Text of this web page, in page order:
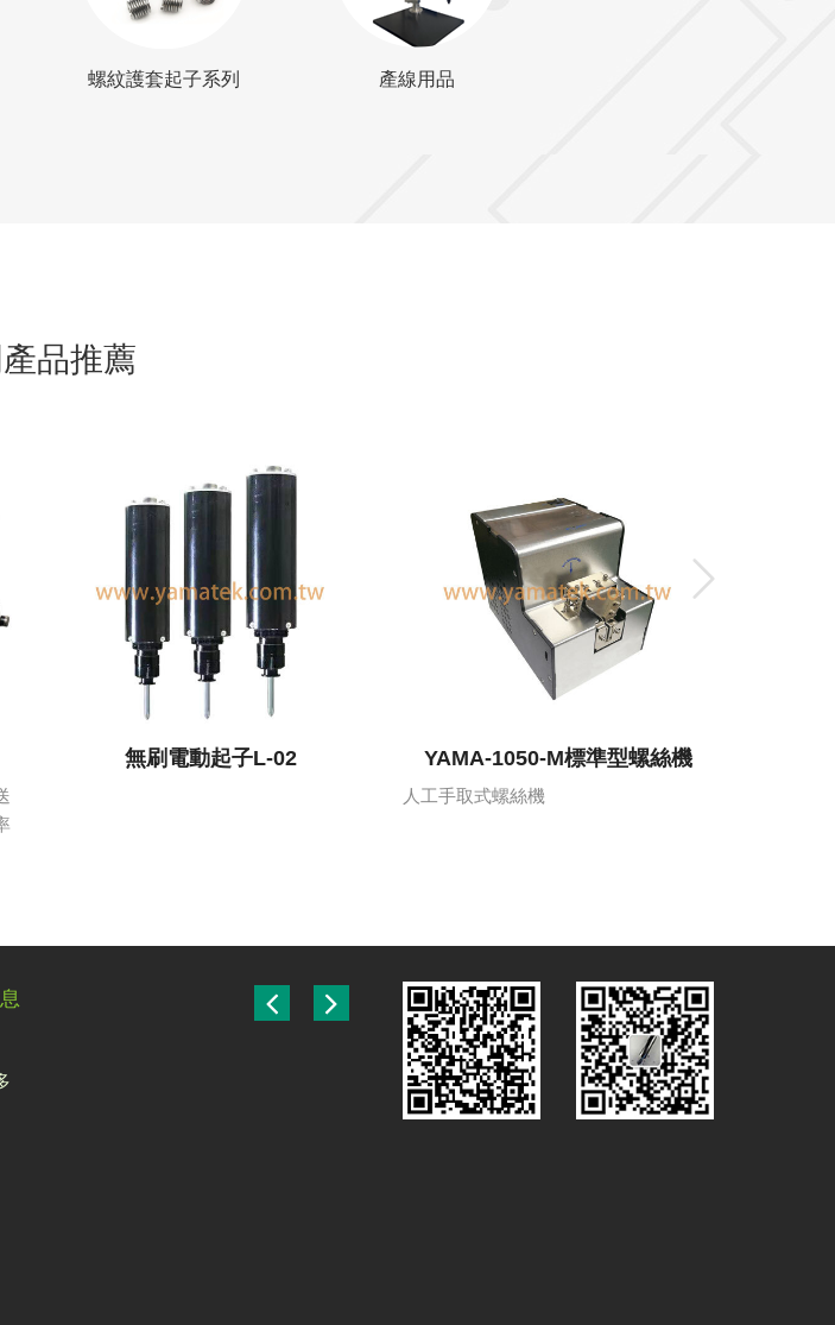
螺紋護套起子系列 產線用品
品推薦
無刷電動起子L-02 YAMA-1050-M標準型螺絲機
人工手取式螺絲機